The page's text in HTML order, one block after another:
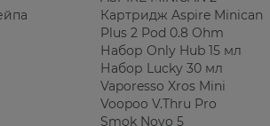
Картридж Aspire Minican
Plus 2 Pod 0.8 Ohm
Набор Only Hub 15 мл
Набор Lucky 30 мл
Vaporesso Xros Mini
Voopoo V.Thru Pro
Smok Novo 5